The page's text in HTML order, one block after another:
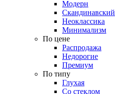
Модерн
Скандинавский
Неоклассика
Минимализм
По цене
Распродажа
Недорогие
Премиум
По типу
Глухая
Со стеклом